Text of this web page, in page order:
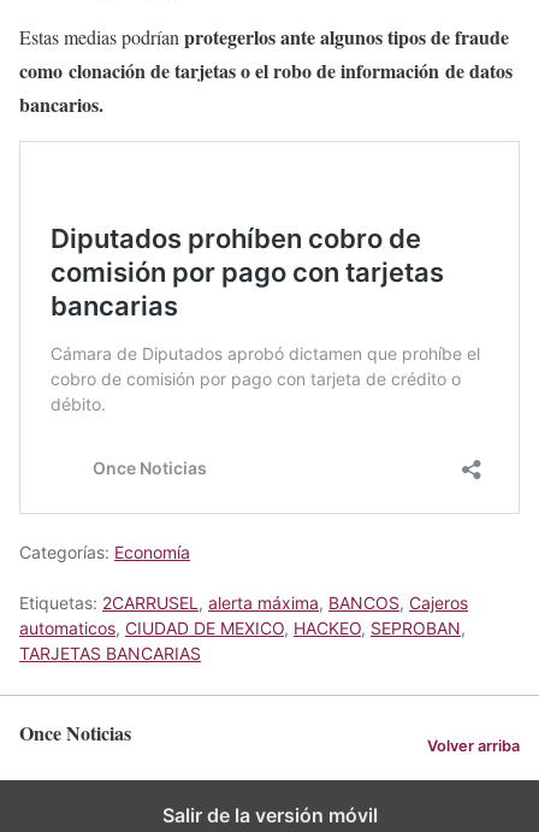
Estas medias podrían protegerlos ante algunos tipos de fraude
como clonación de tarjetas o el robo de información de datos
bancarios.
Categorías: Economía
Etiquetas: 2CARRUSEL , alerta máxima, BANCOS, Cajeros
automaticos, CIUDAD DE MEXICO, HACKEO, SEPROBAN,
TARJETAS BANCARIAS
Once Noticias Volver arriba
Salir de la versión móvil